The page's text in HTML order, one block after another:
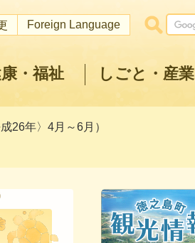
Foreign Language
・福祉 しごと・産業
26年〉4月～6月）